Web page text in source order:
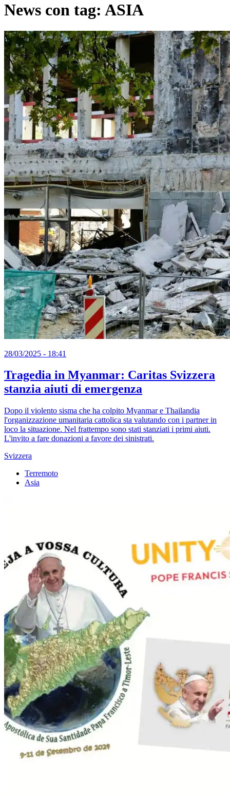
News con tag: ASIA
28/03/2025 - 18:41
Tragedia in Myanmar: Caritas Svizzera
stanzia aiuti di emergenza
Dopo il violento sisma che ha colpito Myanmar e Thailandia
l'organizzazione umanitaria cattolica sta valutando con i partner in
loco la situazione. Nel frattempo sono stati stanziati i primi aiuti.
L'invito a fare donazioni a favore dei sinistrati.
Svizzera
Terremoto
Asia